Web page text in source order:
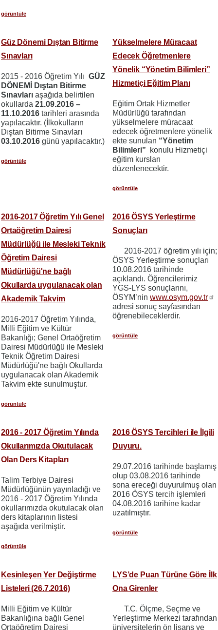
görüntüle
Güz Dönemi Dıştan Bitirme
Sınavları
2015 - 2016 Öğretim Yılı GÜZ
DÖNEMİ Dıştan Bitirme
Sınavları aşağıda belirtilen
okullarda 21.09.2016 –
11.10.2016 tarihleri arasında
yapılacaktır. (İlkokulların
Dıştan Bitirme Sınavları
03.10.2016 günü yapılacaktır.)
görüntüle
Yükselmelere Müracaat
Edecek Öğretmenlere
Yönelik “Yönetim Bilimleri”
Hizmetiçi Eğitim Planı
Eğitim Ortak Hizmetler
Müdürlüğü tarafından
yükselmelere müracaat
edecek öğretmenlere yönelik
ekte sunulan “Yönetim
Bilimleri”
konulu Hizmetiçi
eğitim kursları
düzenlenecektir.
görüntüle
2016-2017 Öğretim Yılı Genel
Ortaöğretim Dairesi
Müdürlüğü ile Mesleki Teknik
Öğretim Dairesi
Müdürlüğü'ne bağlı
Okullarda uygulanacak olan
Akademik Takvim
2016-2017 Öğretim Yılında,
Milli Eğitim ve Kültür
Bakanlığı; Genel Ortaöğretim
Dairesi Müdürlüğü ile Mesleki
Teknik Öğretim Dairesi
Müdürlüğü'ne bağlı Okullarda
uygulanacak olan Akademik
Takvim ekte sunulmuştur.
görüntüle
2016 ÖSYS Yerleştirme
Sonuçları
2016-2017 öğretim yılı için;
ÖSYS Yerleştirme sonuçları
10.08.2016 tarihinde
açıklandı. Öğrencilerimiz
YGS-LYS sonuçlarını,
ÖSYM’nin www.osym.gov.tr
adresi sonuç sayfasından
öğrenebileceklerdir.
görüntüle
2016 - 2017 Öğretim Yılında
Okullarımızda Okutulacak
Olan Ders Kitapları
Talim Terbiye Dairesi
Müdürlüğünün yayınladığı ve
2016 - 2017 Öğretim Yılında
okullarımızda okutulacak olan
ders kitaplarının listesi
aşağıda verilmiştir.
görüntüle
2016 ÖSYS Tercihleri ile İlgili
Duyuru.
29.07.2016 tarihinde başlamış
olup 03.08.2016 tarihinde
sona ereceği duyurulmuş olan
2016 ÖSYS tercih işlemleri
04.08.2016 tarihine kadar
uzatılmıştır.
görüntüle
Kesinleşen Yer Değiştirme
Listeleri (26.7.2016)
Milli Eğitim ve Kültür
Bakanlığına bağlı Genel
Ortaöğretim Dairesi
LYS’de Puan Türüne Göre İlk
Ona Girenler
T.C. Ölçme, Seçme ve
Yerleştirme Merkezi tarafından
üniversitelerin ön lisans ve